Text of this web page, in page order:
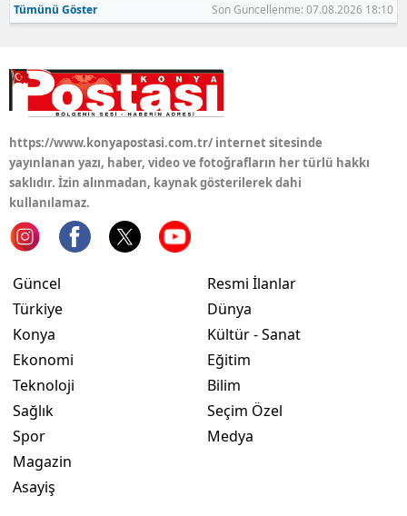
Tümünü Göster Son Güncellenme: 07.08.2026 18:10
https://www.konyapostasi.com.tr/ internet sitesinde
yayınlanan yazı, haber, video ve fotoğrafların her türlü hakkı
saklıdır. İzin alınmadan, kaynak gösterilerek dahi
kullanılamaz.
Güncel
Türkiye
Konya
Ekonomi
Teknoloji
Sağlık
Spor
Magazin
Asayiş
Resmi İlanlar
Dünya
Kültür - Sanat
Eğitim
Bilim
Seçim Özel
Medya